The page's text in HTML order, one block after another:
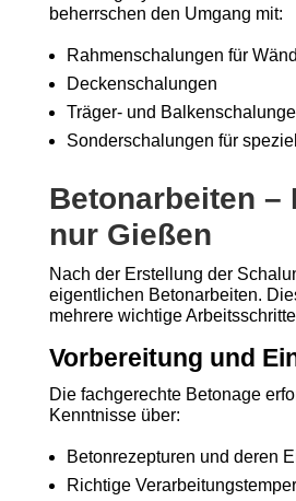
beherrschen den Umgang mit:
Rahmenschalungen für
Deckenschalungen
Träger- und
Sonderschalungen für
Betonarbeiten –
nur Gießen
Nach der Erstellung der
eigentlichen Betonarbeiten.
mehrere wichtige
Vorbereitung und
Die fachgerechte Betonage
Kenntnisse über:
Betonrezepturen und deren
Richtige